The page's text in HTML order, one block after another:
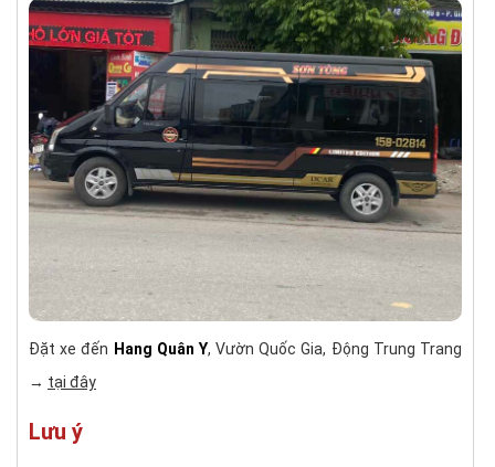
Đặt xe đến Hang Quân Y, Vườn Quốc Gia, Động Trung Trang
→ tại đây
Lưu ý